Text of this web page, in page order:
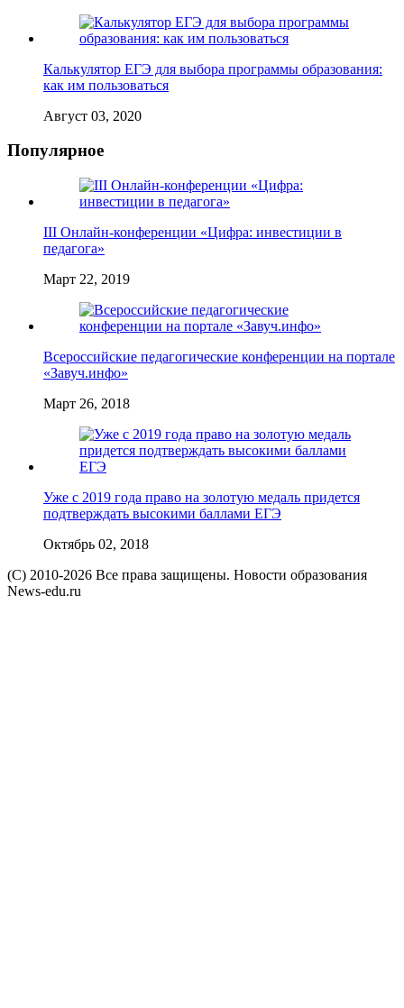
Калькулятор ЕГЭ для выбора программы образования:
как им пользоваться
Август 03, 2020
Популярное
III Онлайн-конференции «Цифра: инвестиции в
педагога»
Март 22, 2019
Всероссийские педагогические конференции на портале
«Завуч.инфо»
Март 26, 2018
Уже с 2019 года право на золотую медаль придется
подтверждать высокими баллами ЕГЭ
Октябрь 02, 2018
(C) 2010-2026 Все права защищены. Новости образования
News-edu.ru